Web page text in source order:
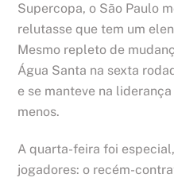
Supercopa, o São Paulo
relutasse que tem um
Mesmo repleto de
Água Santa na sexta
e se manteve na
menos.
A quarta-feira foi
jogadores: o recém-